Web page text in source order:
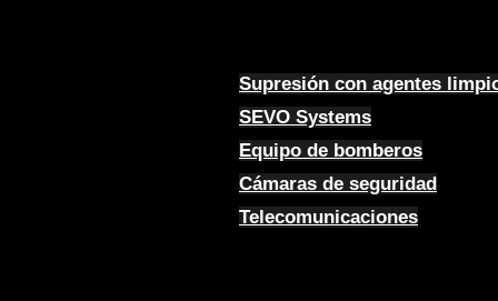
Supresión con agentes
SEVO Systems
Equipo de bomberos
Cámaras de seguridad
Telecomunicaciones